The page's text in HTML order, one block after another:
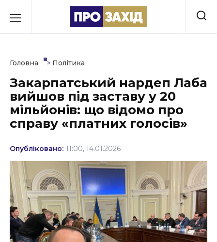
до
Культура
Освіта
Політика
Соціум
Спорт
Стиль життя
Головна » Політика
Закарпатський нардеп Лаба
вийшов під заставу у 20
мільйонів: що відомо про
справу «платних голосів»
Опубліковано: 11:00, 14.01.2026